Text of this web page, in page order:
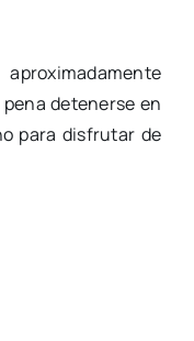
detenerse en
para disfrutar de